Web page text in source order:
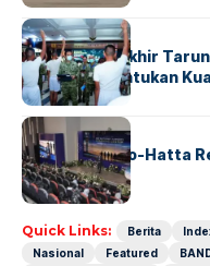
BERITA
Sidang Pantukhir
Strategis Tentukan
BANDARA BERITA
IALC Soekarno-Hatta
Dunia
Quick Links: Berita
Nasional
Featured